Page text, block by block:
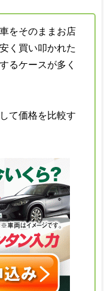
をそのままお店
く買い叩かれた
るケースが多く
て価格を比較す